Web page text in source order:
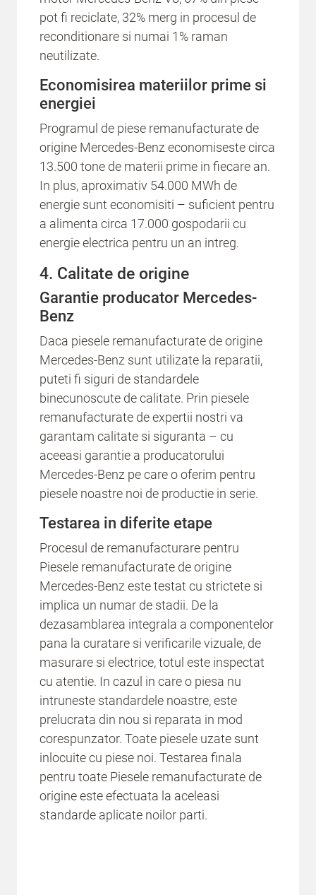
pot fi reciclate, 32% merg in procesul de
reconditionare si numai 1% raman
neutilizate.
Economisirea materiilor prime si
energiei
Programul de piese remanufacturate de
origine Mercedes-Benz economiseste circa
13.500 tone de materii prime in fiecare an.
In plus, aproximativ 54.000 MWh de
energie sunt economisiti – suficient pentru
a alimenta circa 17.000 gospodarii cu
energie electrica pentru un an intreg.
4. Calitate de origine
Garantie producator Mercedes-
Benz
Daca piesele remanufacturate de origine
Mercedes-Benz sunt utilizate la reparatii,
puteti fi siguri de standardele
binecunoscute de calitate. Prin piesele
remanufacturate de expertii nostri va
garantam calitate si siguranta – cu
aceeasi garantie a producatorului
Mercedes-Benz pe care o oferim pentru
piesele noastre noi de productie in serie.
Testarea in diferite etape
Procesul de remanufacturare pentru
Piesele remanufacturate de origine
Mercedes-Benz este testat cu strictete si
implica un numar de stadii. De la
dezasamblarea integrala a componentelor
pana la curatare si verificarile vizuale, de
masurare si electrice, totul este inspectat
cu atentie. In cazul in care o piesa nu
intruneste standardele noastre, este
prelucrata din nou si reparata in mod
corespunzator. Toate piesele uzate sunt
inlocuite cu piese noi. Testarea finala
pentru toate Piesele remanufacturate de
origine este efectuata la aceleasi
standarde aplicate noilor parti.